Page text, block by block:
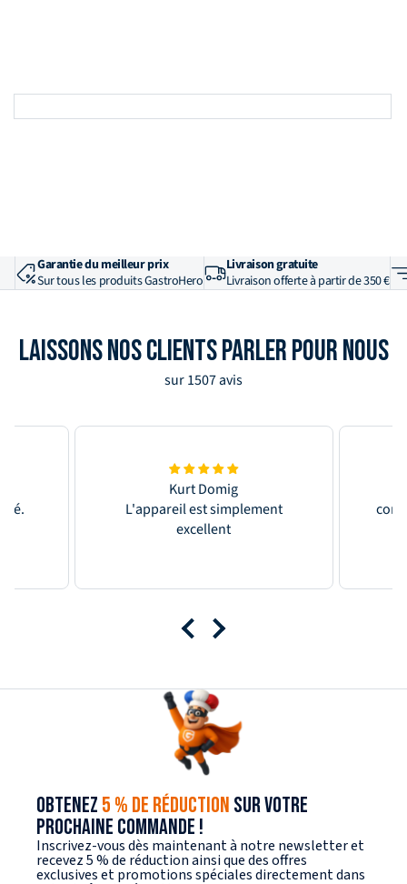
Garantie du meilleur prix
Sur tous les produits GastroHero
Livraison gratuite
Livraison offerte à partir de 350 €
LAISSONS NOS CLIENTS PARLER POUR NOUS
sur 1507 avis
Kurt Domig
L'appareil est simplement
excellent
OBTENEZ 5 % DE RÉDUCTION SUR VOTRE
PROCHAINE COMMANDE !
Inscrivez-vous dès maintenant à notre newsletter et
recevez 5 % de réduction ainsi que des offres
exclusives et promotions spéciales directement dans